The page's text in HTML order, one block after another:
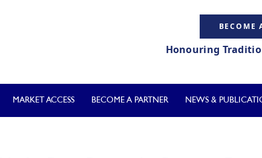
BECOME
Honouring
MARKET ACCESS BECOME A PARTNER NEWS &